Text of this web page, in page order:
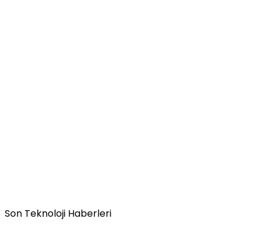
Son Teknoloji Haberleri